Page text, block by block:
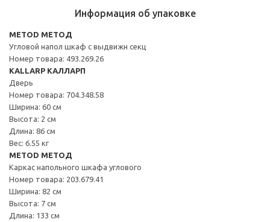
Информация об упаковке
METOD МЕТОД
Угловой напол шкаф с выдвижн секц
Номер товара: 493.269.26
KALLARP КАЛЛАРП
Дверь
Номер товара: 704.348.58
Ширина: 60 см
Высота: 2 см
Длина: 86 см
Вес: 6.55 кг
METOD МЕТОД
Каркас напольного шкафа углового
Номер товара: 203.679.41
Ширина: 82 см
Высота: 7 см
Длина: 133 см